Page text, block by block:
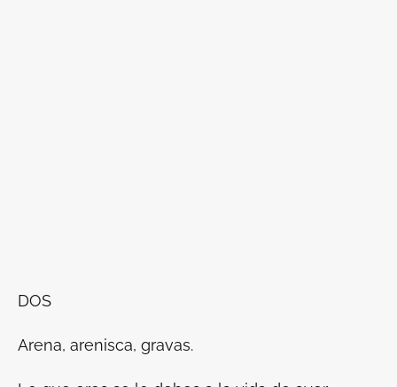
DOS
Arena, arenisca, gravas.